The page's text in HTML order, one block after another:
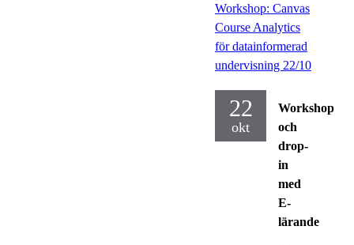
Workshop: Canvas
Course Analytics
för datainformerad
undervisning 22/10
22
okt
Workshop
och
drop-
in
med
E-
lärande